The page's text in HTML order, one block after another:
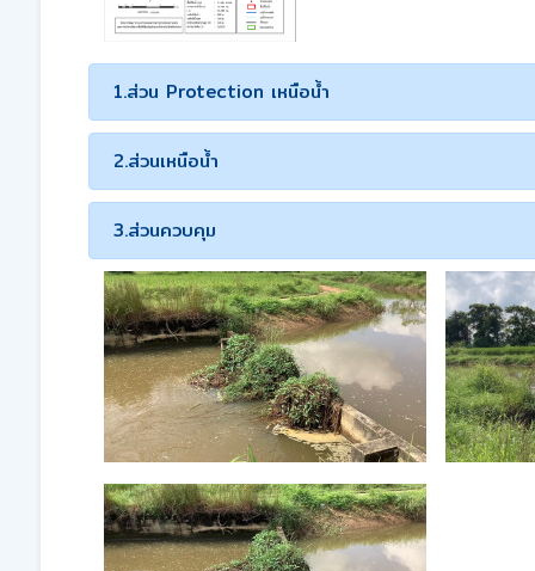
1.ส่วน Protection เหนือน้ำ
2.ส่วนเหนือน้ำ
3.ส่วนควบคุม